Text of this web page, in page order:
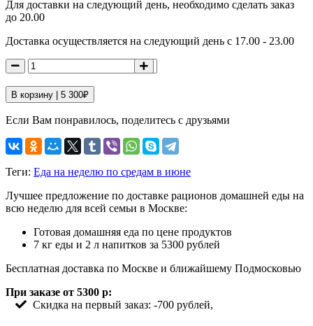
Для доставки на следующий день, необходимо сделать заказ
до 20.00
Доставка осуществляется на следующий день с 17.00 - 23.00
В корзину | 5 300₽
Если Вам понравилось, поделитесь с друзьями
Теги: Еда на неделю по средам в июне
Лучшее предложение по доставке рационов домашней еды на
всю неделю для всей семьи в Москве:
Готовая домашняя еда по цене продуктов
7 кг еды и 2 л напитков за 5300 рублей
Бесплатная доставка по Москве и ближайшему Подмосковью
При заказе от 5300 р:
Скидка на первый заказ: -700 рублей,